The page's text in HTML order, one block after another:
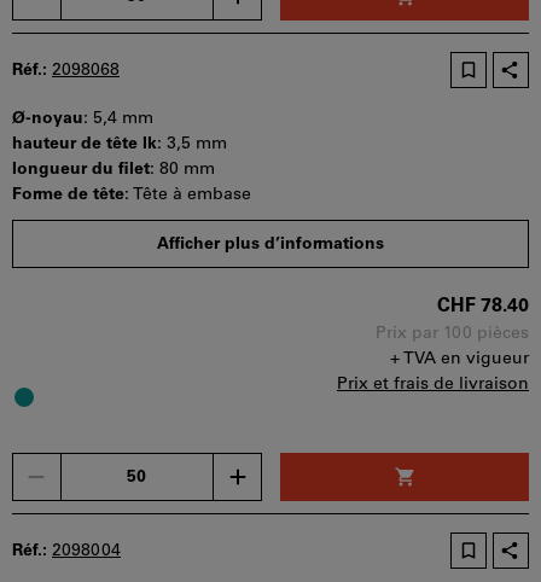
bon
d'achat
être
utilisé
par
panier.
Réf.: 2098068
Ø-noyau: 5,4 mm
hauteur de tête lk: 3,5 mm
longueur du filet: 80 mm
Forme de tête: Tête à embase
Quantité minimale de commande : 50 pièces
Etapes de la commande : 50 pièces
Afficher plus d’informations
CHF 78.40
Prix par 100 pièces
+ TVA en vigueur
Prix et frais de livraison
bon
d'achat
Réf.: 2098004